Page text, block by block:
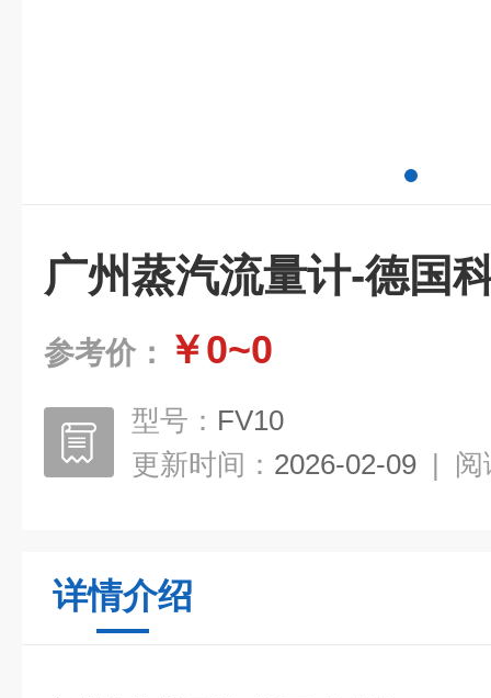
广州蒸汽流量计-德国
参考价： ￥0~0
型号： FV10
更新时间： 2026-02-09 | 阅
详情介绍